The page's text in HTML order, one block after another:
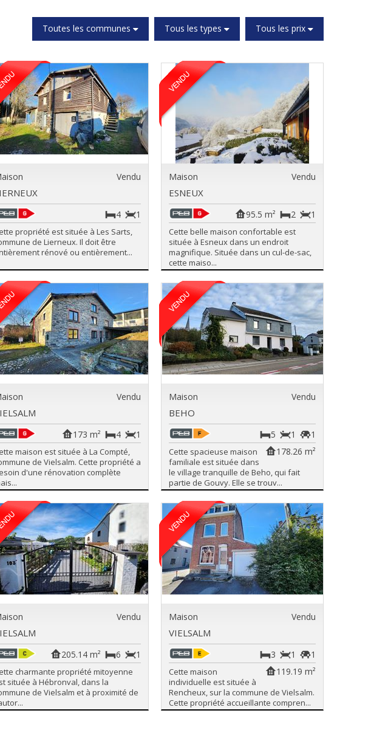
Toutes les communes Tous les types Tous les prix
Vendu
1
4
propriété est située à Les Sarts,
de Lierneux. Il doit être
rénové ou entièrement...
Maison Vendu
ESNEUX
1
2
95.5 m²
Cette belle maison confortable est
située à Esneux dans un endroit
magnifique. Située dans un cul-de-sac,
cette maiso...
Vendu
1
4
173 m²
maison est située à La Compté,
de Vielsalm. Cette propriété a
d'une rénovation complète
Maison Vendu
BEHO
1
1
5
178.26 m²
Cette spacieuse maison
familiale est située dans
le village tranquille de Beho, qui fait
partie de Gouvy. Elle se trouv...
Vendu
1
6
205.14 m²
charmante propriété mitoyenne
située à Hébronval, dans la
de Vielsalm et à proximité de
Maison Vendu
VIELSALM
1
1
3
119.19 m²
Cette maison
individuelle est située à
Rencheux, sur la commune de Vielsalm.
Cette propriété accueillante compren...